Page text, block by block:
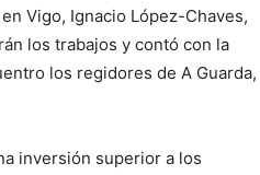
Vigo, Ignacio López-Chaves,
los trabajos y contó con la
los regidores de A Guarda,
inversión superior a los